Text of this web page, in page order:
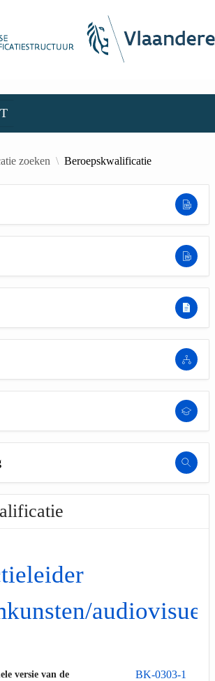
zoeken Beroepskwalificatie
BK-0303-1
versie van de